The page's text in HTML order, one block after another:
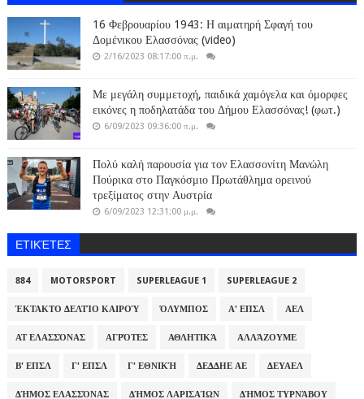
16 Φεβρουαρίου 1943: Η αιματηρή Σφαγή του
Δομένικου Ελασσόνας (video)
2/16/2023 08:17:00 π.μ.
Με μεγάλη συμμετοχή, παιδικά χαμόγελα και όμορφες
εικόνες η ποδηλατάδα του Δήμου Ελασσόνας! (φωτ.)
6/09/2023 09:36:00 π.μ.
Πολύ καλή παρουσία για τον Ελασσονίτη Μανώλη
Πούρικα στο Παγκόσμιο Πρωτάθλημα ορεινού
τρεξίματος στην Αυστρία
6/09/2023 12:31:00 μ.μ.
ΕΤΙΚΈΤΕΣ
884 MOTORSPORT SUPERLEAGUE 1 SUPERLEAGUE 2
ΈΚΤΑΚΤΟ ΔΕΛΤΊΟ ΚΑΙΡΟΎ ΌΛΥΜΠΟΣ Α' ΕΠΣΛ ΑΕΛ
ΑΤ ΕΛΑΣΣΌΝΑΣ ΑΓΡΌΤΕΣ ΑΘΛΗΤΙΚΆ ΑΛΛΆΖΟΥΜΕ
Β' ΕΠΣΛ Γ' ΕΠΣΛ Γ' ΕΘΝΙΚΉ ΔΕΔΔΗΕ ΑΕ ΔΕΥΑΕΛ
ΔΉΜΟΣ ΕΛΑΣΣΌΝΑΣ ΔΉΜΟΣ ΛΑΡΙΣΑΊΩΝ ΔΉΜΟΣ ΤΥΡΝΆΒΟΥ